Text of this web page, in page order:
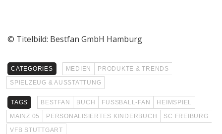
© Titelbild: Bestfan GmbH Hamburg
CATEGORIES MEDIEN
PRODUKTE & TRENDS
SPIELZEUG & AUSSTATTUNG
TAGS BESTFAN BUCH FUSSBALL-FAN
HEIMSPIEL
MAINZ 05
PERSONALISIERTES KINDERBUCH
SC FREIBURG
VFB STUTTGART